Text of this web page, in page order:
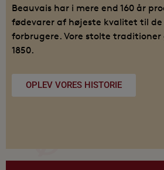
Beauvais har i mere end 160 år
fødevarer af højeste kvalitet til de
forbrugere. Vore stolte
1850.
OPLEV VORES HISTORIE